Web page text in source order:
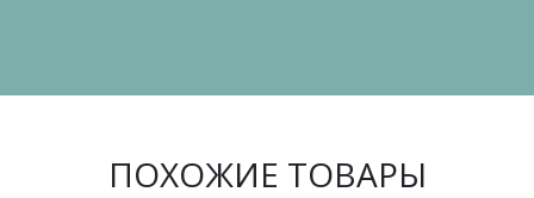
ПОХОЖИЕ ТОВАРЫ